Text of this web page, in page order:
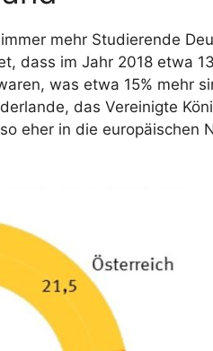
mehr Studierende
dass im Jahr 2018 etwa
was etwa 15% mehr
das Vereinigte
eher in die europäischen